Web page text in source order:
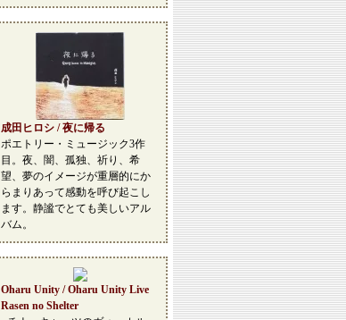
成田ヒロシ / 夜に帰る
ポエトリー・ミュージック3作
目。夜、闇、孤独、祈り、希
望、夢のイメージが重層的にか
らまりあって感動を呼び起こし
ます。静謐でとても美しいアル
バム。
Oharu Unity / Oharu Unity Live
Rasen no Shelter